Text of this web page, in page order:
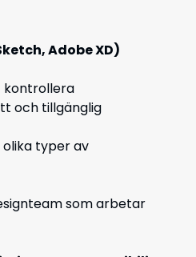
Adobe XD)
kontrollera
och tillgänglig
olika typer av
som arbetar